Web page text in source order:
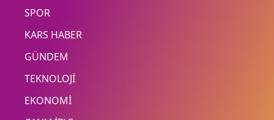
SPOR
KARS HABER
GÜNDEM
TEKNOLOJİ
EKONOMİ